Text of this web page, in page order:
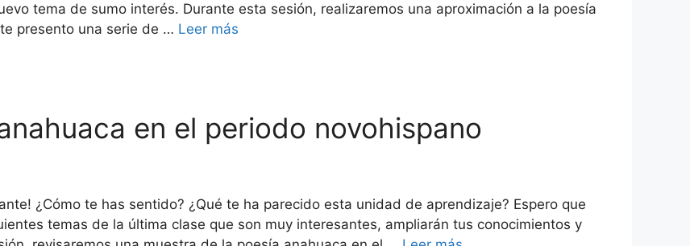
tema de sumo interés. Durante esta sesión, realizaremos una aproximación a la poesía
presento una serie de … Leer más
en el periodo novohispano
¿Cómo te has sentido? ¿Qué te ha parecido esta unidad de aprendizaje? Espero que
temas de la última clase que son muy interesantes, ampliarán tus conocimientos y